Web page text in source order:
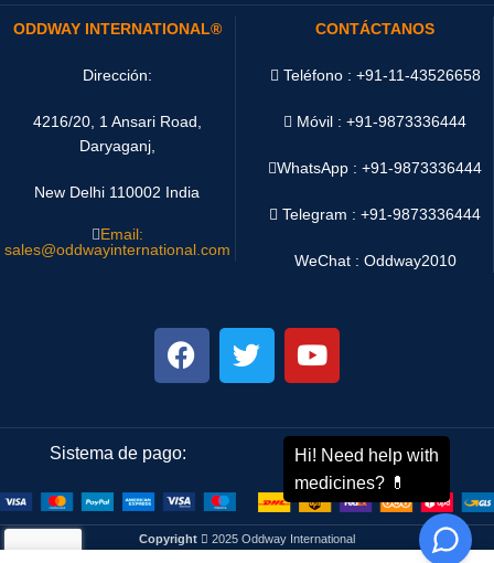
ODDWAY INTERNATIONAL®
Dirección:
4216/20, 1 Ansari Road,
Daryaganj,
New Delhi 110002 India
Email:
sales@oddwayinternational.com
CONTÁCTANOS
Teléfono : +91-11-43526658
Móvil : +91-9873336444
WhatsApp :+91-9873336444
Telegram : +91-9873336444
WeChat : Oddway2010
Sistema de pago: Sistema de envío:
Copyright 2025 Oddway International